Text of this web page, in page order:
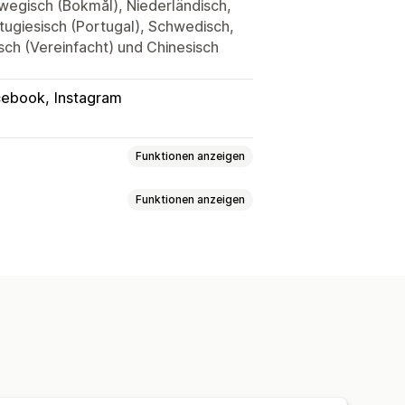
(Bokmål), Niederländisch,
(Portugal), Schwedisch,
(Vereinfacht) und Chinesisch
Instagram
Funktionen anzeigen
Funktionen anzeigen